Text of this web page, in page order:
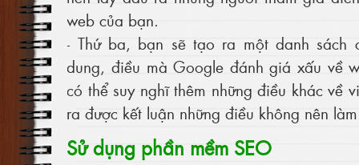
web của bạn.
- Thứ ba, bạn sẽ tạo ra một danh
dung, điều mà Google đánh giá xấu về
có thể suy nghĩ thêm những điều khác về
ra được kết luận những điều không nên
Sử dụng phần mềm SEO